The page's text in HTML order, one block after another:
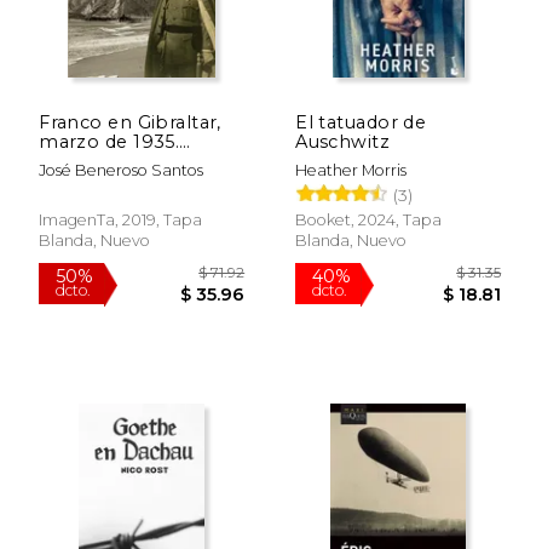
40% 50%
Franco en Gibraltar,
marzo de 1935.
Antecedentes,
desarrollo y
conspiración
silenciada
José Beneroso Santos
ImagenTa, 2019, Tapa
Blanda, Nuevo
El tatuador de
Auschwitz
Heather Morris
(3)
Booket, 2024, Tapa
Blanda, Nuevo